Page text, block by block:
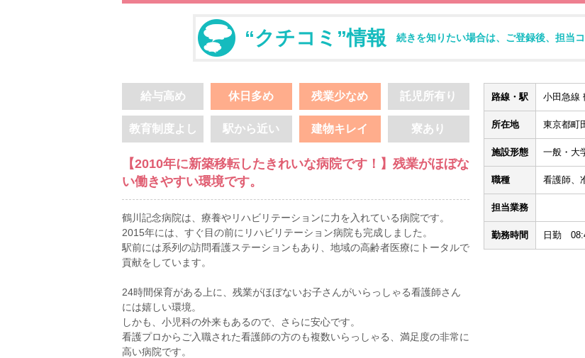
“クチコミ”情報 続きを知りたい場合は、ご登録後、担当
給与高め 休日多め 残業少なめ 託児所有り
教育制度よし 駅から近い 建物キレイ 寮あり
【2010年に新築移転したきれいな病院です！】残業がほぼな
い働きやすい環境です。
鶴川記念病院は、療養やリハビリテーションに力を入れている病院です。
2015年には、すぐ目の前にリハビリテーション病院も完成しました。
駅前には系列の訪問看護ステーションもあり、地域の高齢者医療にトータルで
貢献をしています。
24時間保育がある上に、残業がほぼないお子さんがいらっしゃる看護師さん
には嬉しい環境。
しかも、小児科の外来もあるので、さらに安心です。
看護プロからご入職された看護師の方のも複数いらっしゃる、満足度の非常に
高い病院です。
路線・駅 小田急線
所在地 東京都町
施設形態 一般・大
職種 看護師、
担当業務
勤務時間 日勤